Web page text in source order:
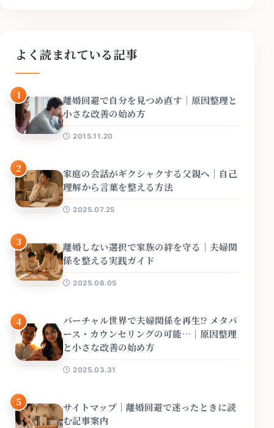
よく読まれている記事
1
離婚回避で自分を見つめ直す｜原因整理と
小さな改善の始め方
2015.11.20
2
家庭の会話がギクシャクする父親へ｜自己
理解から言葉を整える方法
2025.07.25
3
離婚しない選択で家族の絆を守る｜夫婦関
係を整える実践ガイド
2025.06.05
4
バーチャル世界で夫婦関係を再生!? メタバ
ース・カウンセリングの可能…｜原因整理
と小さな改善の始め方
2025.03.31
5
サイトマップ｜離婚回避で迷ったときに読
む記事案内